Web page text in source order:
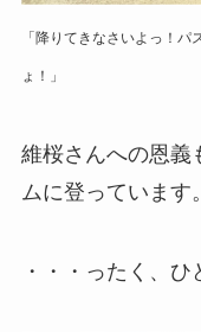
「降りてきなさいよっ！
ょ！」
維桜さんへの恩義
ムに登っています。
・・・ったく、ひ